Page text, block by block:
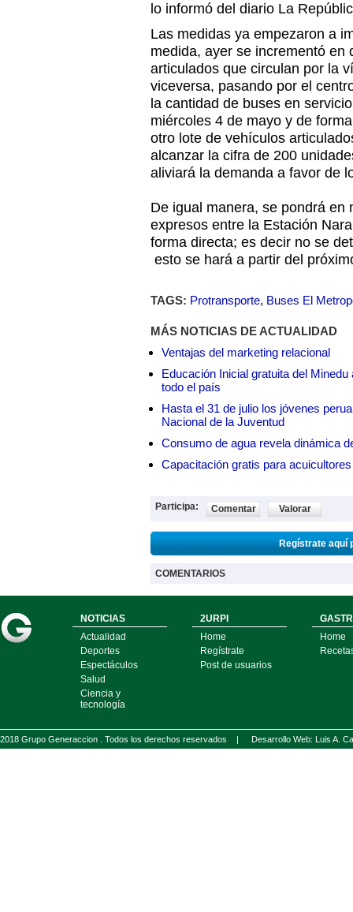
lo informó del diario La
Las medidas ya empezaron a
medida, ayer se incrementó en
articulados que circulan por la
viceversa, pasando por el
la cantidad de buses en
miércoles 4 de mayo y de
otro lote de vehículos
alcanzar la cifra de 200
aliviará la demanda a favor de
De igual manera, se pondrá en
expresos entre la Estación
forma directa; es decir no se
esto se hará a partir del
TAGS: Protransporte, Buses El
MÁS NOTICIAS DE ACTUALIDAD
Ventajas del marketing relacional
Educación Inicial gratuita del
todo el país
Hasta el 31 de julio los jóvenes
Nacional de la Juventud
Consumo de agua revela dinámica
Capacitación gratis para
Participa: Comentar Valorar
Regístrate aquí
COMENTARIOS
NOTICIAS
Actualidad
Deportes
Espectáculos
Salud
Ciencia y
tecnología
2URPI
Home
Regístrate
Post de usuarios
Home
2018 Grupo Generaccion . Todos los derechos reservados | Desarrollo Web: Luis